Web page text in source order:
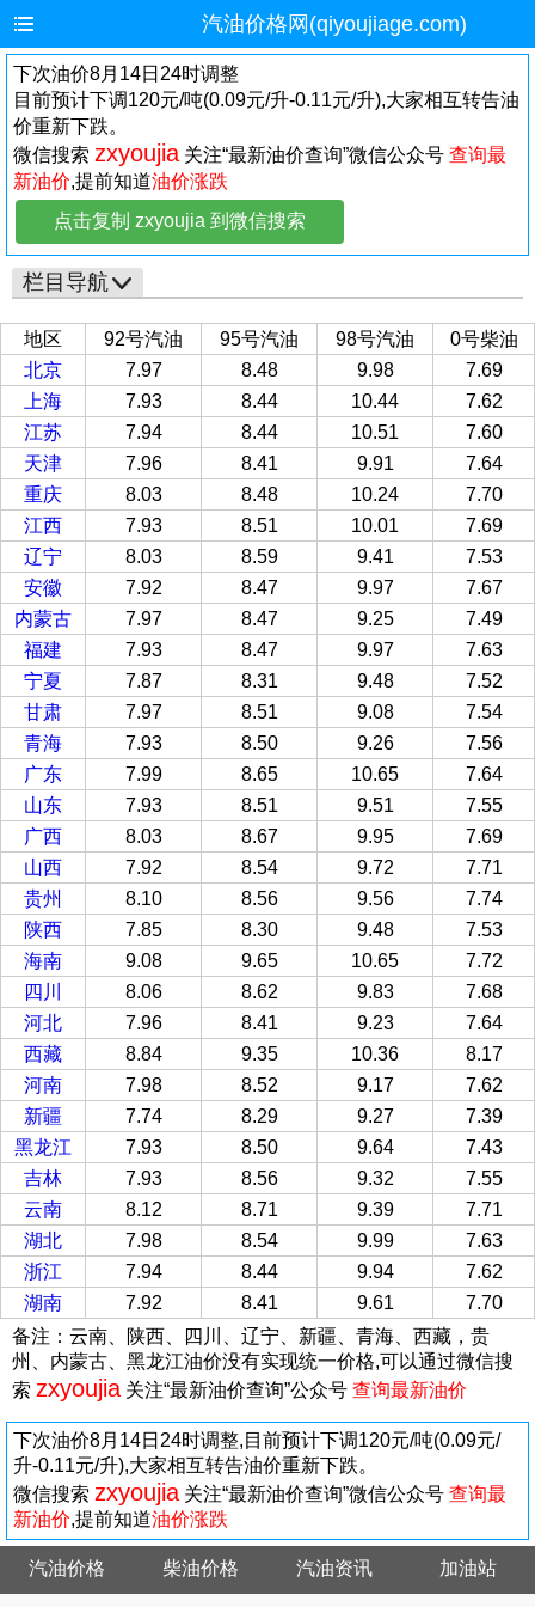
汽油价格网(qiyoujiage.com)
下次油价8月14日24时调整
目前预计下调120元/吨(0.09元/升-0.11元/升),大家相互转告油
价重新下跌。
微信搜索 zxyoujia 关注“最新油价查询”微信公众号 查询最
新油价,提前知道油价涨跌
点击复制 zxyoujia 到微信搜索
栏目导航
地区 92号汽油 95号汽油 98号汽油
0号柴油
北京
7.97 8.48 9.98
7.69
上海
7.93 8.44 10.44
7.62
江苏
7.94 8.44 10.51
7.60
天津
7.96 8.41 9.91
7.64
重庆
8.03 8.48 10.24
7.70
江西
7.93 8.51 10.01
7.69
辽宁
8.03 8.59 9.41
7.53
安徽
7.92 8.47 9.97
7.67
内蒙古
7.97 8.47 9.25
7.49
福建
7.93 8.47 9.97
7.63
宁夏
7.87 8.31 9.48
7.52
甘肃
7.97 8.51 9.08
7.54
青海
7.93 8.50 9.26
7.56
广东
7.99 8.65 10.65
7.64
山东
7.93 8.51 9.51
7.55
广西
8.03 8.67 9.95
7.69
山西
7.92 8.54 9.72
7.71
贵州
8.10 8.56 9.56
7.74
陕西
7.85 8.30 9.48
7.53
海南
9.08 9.65 10.65
7.72
四川
8.06 8.62 9.83
7.68
河北
7.96 8.41 9.23
7.64
西藏
8.84 9.35 10.36
8.17
河南
7.98 8.52 9.17
7.62
新疆
7.74 8.29 9.27
7.39
黑龙江
7.93 8.50 9.64
7.43
吉林
7.93 8.56 9.32
7.55
云南
8.12 8.71 9.39
7.71
湖北
7.98 8.54 9.99
7.63
浙江
7.94 8.44 9.94
7.62
湖南
7.92 8.41 9.61
7.70
备注：云南、陕西、四川、辽宁、新疆、青海、西藏，贵
州、内蒙古、黑龙江油价没有实现统一价格,可以通过微信搜
索 zxyoujia 关注“最新油价查询”公众号 查询最新油价
下次油价8月14日24时调整,目前预计下调120元/吨(0.09元/
升-0.11元/升),大家相互转告油价重新下跌。
微信搜索 zxyoujia 关注“最新油价查询”微信公众号 查询最
新油价,提前知道油价涨跌
汽油价格 柴油价格 汽油资讯 加油站